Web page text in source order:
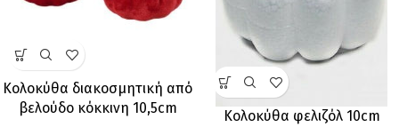
Κολοκύθα διακοσμητική από
βελούδο κόκκινη 10,5cm
Κολοκύθα φελιζόλ 10cm